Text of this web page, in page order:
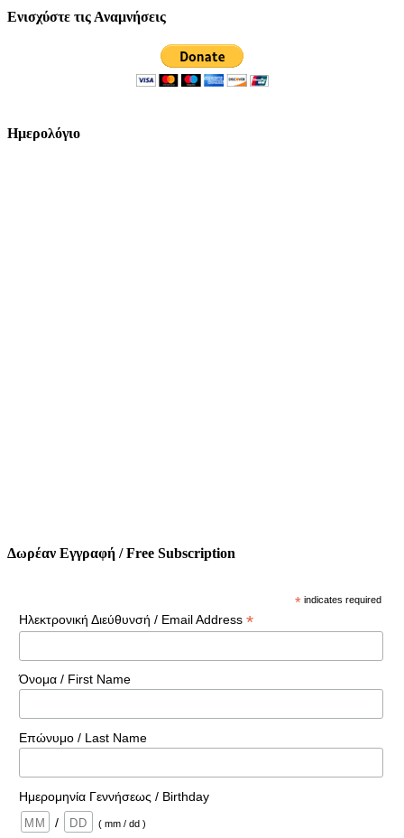
Ενισχύστε τις Αναμνήσεις
Ημερολόγιο
Δωρέαν Εγγραφή / Free Subscription
* indicates required
Ηλεκτρονική Διεύθυνσή / Email Address *
Όνομα / First Name
Επώνυμο / Last Name
Ημερομηνία Γεννήσεως / Birthday
/
( mm / dd )